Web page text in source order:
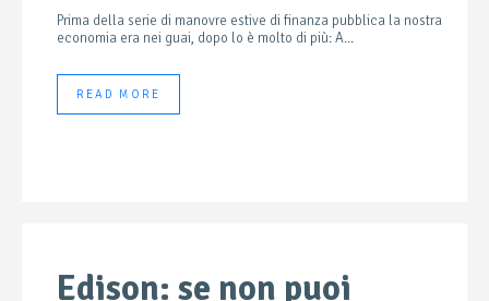
Prima della serie di manovre estive di finanza pubblica la nostra
economia era nei guai, dopo lo è molto di più: A...
READ MORE
Edison: se non puoi